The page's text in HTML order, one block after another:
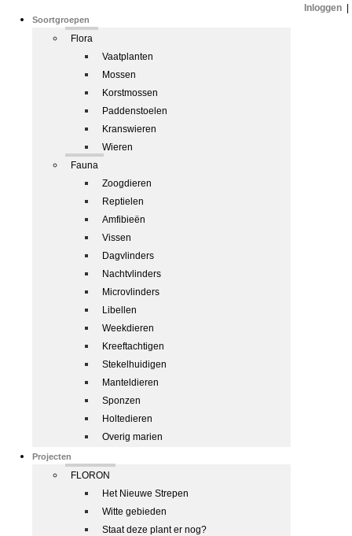
Soortgroepen
Flora
Vaatplanten
Mossen
Korstmossen
Paddenstoelen
Kranswieren
Wieren
Fauna
Zoogdieren
Reptielen
Amfibieën
Vissen
Dagvlinders
Nachtvlinders
Microvlinders
Libellen
Weekdieren
Kreeftachtigen
Stekelhuidigen
Manteldieren
Sponzen
Holtedieren
Overig marien
Projecten
FLORON
Het Nieuwe Strepen
Witte gebieden
Staat deze plant er nog?
Inloggen